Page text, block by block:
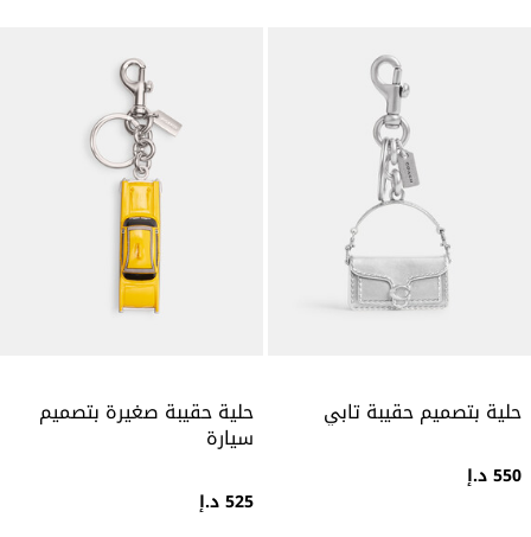
حلية بتصميم حقيبة تابي
550 د.إ
حلية حقيبة صغيرة بتصميم
سيارة
525 د.إ